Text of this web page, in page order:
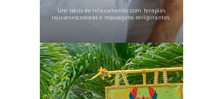
Um oásis de relaxamento com terapias
rejuvenescedoras e massagens revigorantes.